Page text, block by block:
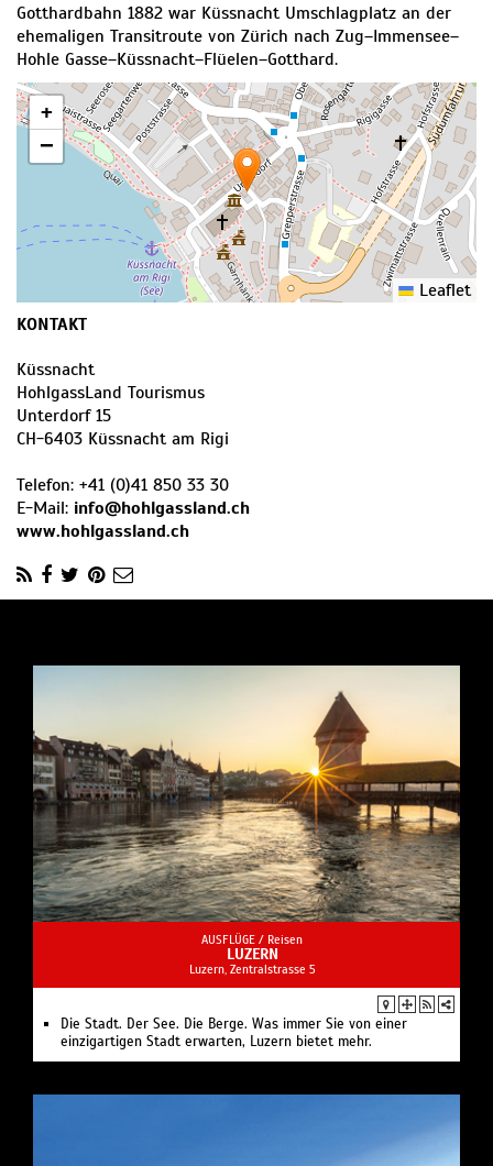
Gotthardbahn 1882 war Küssnacht Umschlagplatz an der
ehemaligen Transitroute von Zürich nach Zug–Immensee–
Hohle Gasse–Küssnacht–Flüelen–Gotthard.
+
−
Leaflet
KONTAKT
Küssnacht
HohlgassLand Tourismus
Unterdorf 15
CH-6403 Küssnacht am Rigi
Telefon: +41 (0)41 850 33 30
E-Mail: info@hohlgassland.ch
www.hohlgassland.ch
AUSFLÜGE / Reisen
LUZERN
Luzern, Zentralstrasse 5
Die Stadt. Der See. Die Berge. Was immer Sie von einer
einzigartigen Stadt erwarten, Luzern bietet mehr.